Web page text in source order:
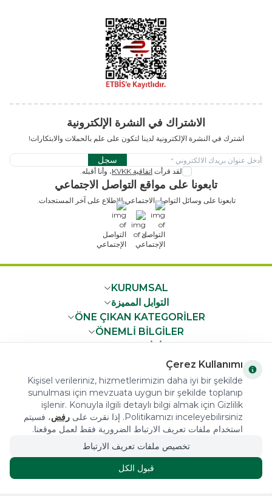
الاشتراك في النشرة الإلكترونية
اشترك في النشرة الإلكترونية لدينا لتكون على علم بالحملات والابتكارات!
سجل
لقد قرأت اتفاقية KVKK ، وأنا أقبله.
تابعونا على مواقع التواصل الاجتماعي
تابعونا على وسائل التواصل الاجتماعي للاطلاع على آخر المستجدات.
x
KURUMSAL
التوابل المميزة
ÖNE ÇIKAN KATEGORİLER
ÖNEMLİ BİLGİLER
HIZLI ERİŞİM
COPYRIGHT © 2023 arifoglu.com ALL RIGHTS RESERVED
Tasarım ve Reklam Danışmanlığı AJANSTEK
Çerez Kullanımı
Kişisel verileriniz, hizmetlerimizin daha iyi bir şekilde
sunulması için mevzuata uygun bir şekilde toplanıp
işlenir. Konuyla ilgili detaylı bilgi almak için Gizlilik
Politikamızı inceleyebilirsiniz. إذا نقرت على
رفض، فسيتم
استخدام ملفات تعريف الارتباط الضرورية فقط لعمل موقعنا.
تخصيص ملفات تعريف الارتباط
قبول الكل